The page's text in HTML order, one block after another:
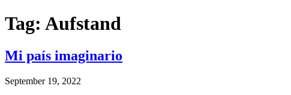
Tag: Aufstand
Mi país imaginario
September 19, 2022